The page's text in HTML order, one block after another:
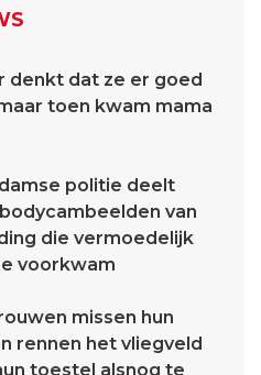
denkt dat ze er goed
toen kwam mama
politie deelt
van
die vermoedelijk
voorkwam
missen hun
rennen het vliegveld
toestel alsnog te